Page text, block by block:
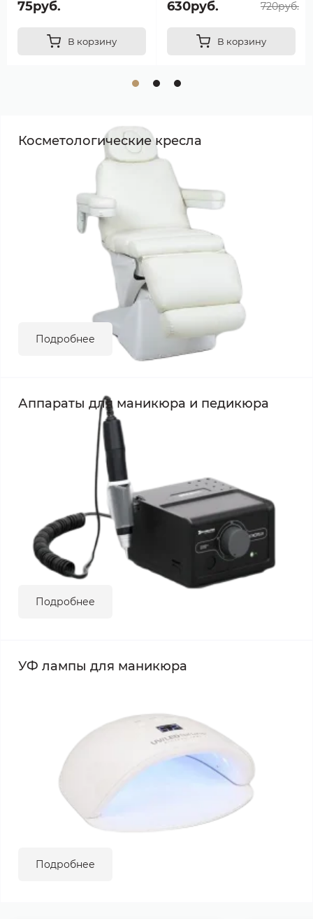
75руб.
В корзину
720руб.
630руб.
В корзину
Косметологические кресла
Подробнее
Аппараты для маникюра и педикюра
Подробнее
УФ лампы для маникюра
Подробнее